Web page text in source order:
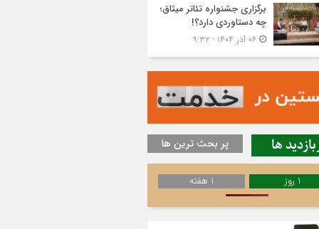
برگزاری جشنواره تئاتر میثاق؛
چه دستاوردی دارد؟!
ها پر بحث ترین ها
1 روز 1 هفته